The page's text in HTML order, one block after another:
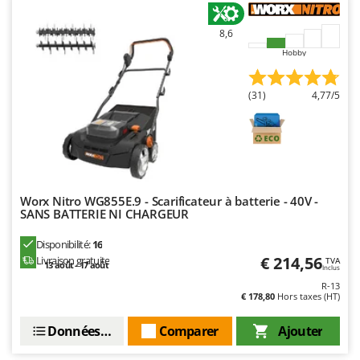
Stocker
Sunseeker
TecnoGen
Tellarini Pompe
Tenco
Titania
Tornado
Trev - Abrek - TecnoVIR
8,6
Hobby
(31) 4,77/5
Worx Nitro WG855E.9 - Scarificateur à batterie - 40V -
SANS BATTERIE NI CHARGEUR
Disponibilité:16
Livraison gratuite
13 août - 17 août € 214,56 TVA
Inclus
R-13
€ 178,80 Hors taxes (HT)
Ajouter
Comparer
Données techniques